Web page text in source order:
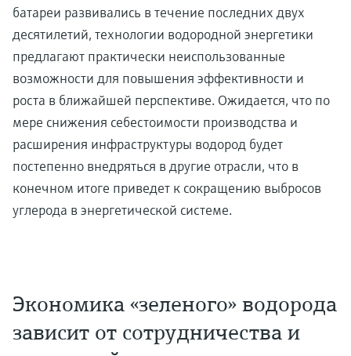
батареи развивались в течение последних двух
десятилетий, технологии водородной энергетики
предлагают практически неиспользованные
возможности для повышения эффективности и
роста в ближайшей перспективе. Ожидается, что по
мере снижения себестоимости производства и
расширения инфраструктуры водород будет
постепенно внедряться в другие отрасли, что в
конечном итоге приведет к сокращению выбросов
углерода в энергетической системе.
Экономика «зеленого» водорода
зависит от сотрудничества и